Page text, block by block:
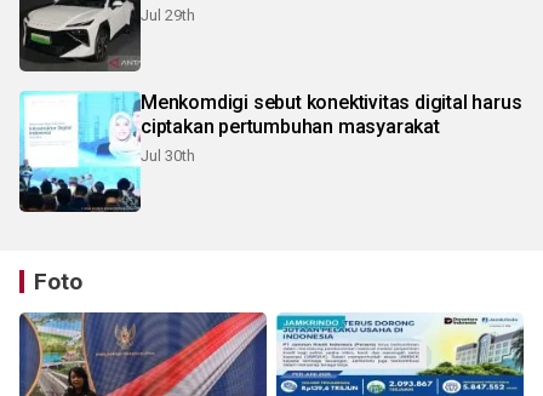
Jul 29th
Menkomdigi sebut konektivitas digital harus
ciptakan pertumbuhan masyarakat
Jul 30th
Foto